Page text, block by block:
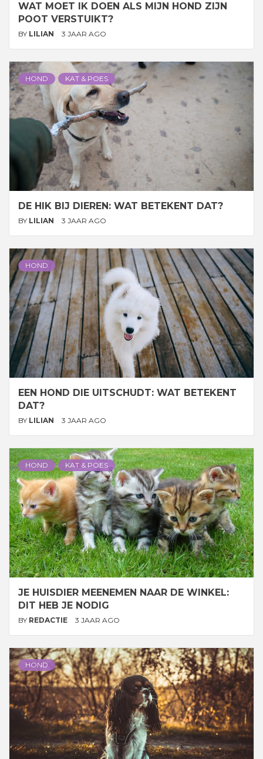
WAT MOET IK DOEN ALS MIJN HOND ZIJN
POOT VERSTUIKT?
BY LILIAN 3 JAAR AGO
HOND KAT & POES
DE HIK BIJ DIEREN: WAT BETEKENT DAT?
BY LILIAN 3 JAAR AGO
HOND
EEN HOND DIE UITSCHUDT: WAT BETEKENT
DAT?
BY LILIAN 3 JAAR AGO
HOND KAT & POES
JE HUISDIER MEENEMEN NAAR DE WINKEL:
DIT HEB JE NODIG
BY REDACTIE 3 JAAR AGO
HOND